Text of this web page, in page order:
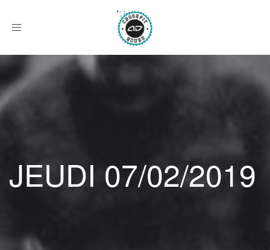
Afficher
JEUDI 07/02/2019